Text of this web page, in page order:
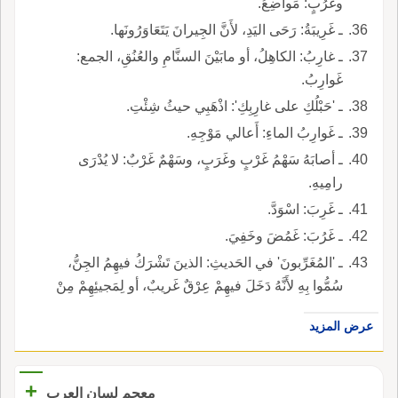
ـ غَرِيبَةُ: رَحَى اليَدِ، لأَنَّ الجِيرانَ يَتَعَاوَرُونَها.
ـ غارِبُ: الكاهِلُ، أو مابَيْنَ السنَّامِ والعُنُقِ، الجمع:
غَوارِبُ.
ـ 'حَبْلُكِ على غارِبِكِ': اذْهَبِي حيثُ شِئْتِ.
ـ غَوارِبُ الماءِ: أَعالي مَوْجِهِ.
ـ أصابَهُ سَهْمُ غَرْبٍ وغَرَبٍ، وسَهْمٌ غَرْبٌ: لا يُدْرَى
رامِيهِ.
ـ غَرِبَ: اسْوَدَّ.
ـ غَرُبَ: غَمُضَ وخَفِيَ.
ـ 'المُغَرِّبونَ' في الحَديثِ: الذينَ تَشْرَكُ فيهِمُ الجِنُّ،
سُمُّوا بِهِ لأَنَّهُ دَخَلَ فيهِمْ عِرْقٌ غَريبٌ، أو لِمَجيئِهِمْ مِنْ
عرض المزيد
معجم لسان العرب
+